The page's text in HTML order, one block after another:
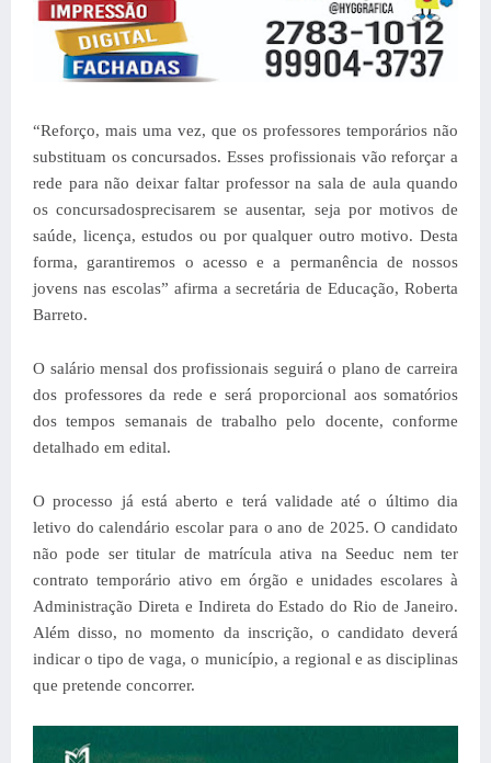
“Reforço, mais uma vez, que os professores temporários não
substituam os concursados. Esses profissionais vão reforçar a
rede para não deixar faltar professor na sala de aula quando
os concursados ​​precisarem se ausentar, seja por motivos de
saúde, licença, estudos ou por qualquer outro motivo. Desta
forma, garantiremos o acesso e a permanência de nossos
jovens nas escolas” afirma a secretária de Educação, Roberta
Barreto.
O salário mensal dos profissionais seguirá o plano de carreira
dos professores da rede e será proporcional aos somatórios
dos tempos semanais de trabalho pelo docente, conforme
detalhado em edital.
O processo já está aberto e terá validade até o último dia
letivo do calendário escolar para o ano de 2025. O candidato
não pode ser titular de matrícula ativa na Seeduc nem ter
contrato temporário ativo em órgão e unidades escolares à
Administração Direta e Indireta do Estado do Rio de Janeiro.
Além disso, no momento da inscrição, o candidato deverá
indicar o tipo de vaga, o município, a regional e as disciplinas
que pretende concorrer.